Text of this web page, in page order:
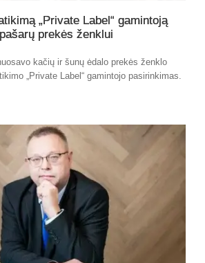
„Private Label“ gamintoją
prekės ženklui
kačių ir šunų ėdalo prekės ženklo
„Private Label“ gamintojo pasirinkimas.